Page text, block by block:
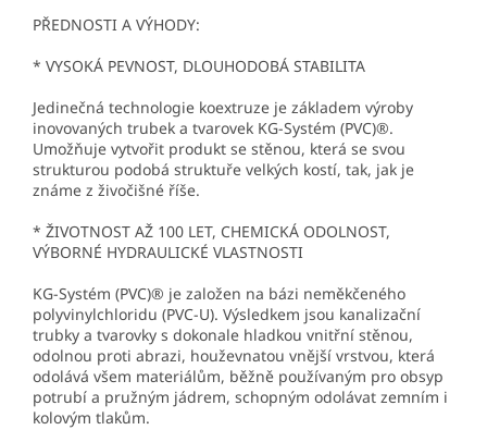
PŘEDNOSTI A VÝHODY:
* VYSOKÁ PEVNOST, DLOUHODOBÁ STABILITA
Jedinečná technologie koextruze je základem výroby
inovovaných trubek a tvarovek KG-Systém (PVC)®.
Umožňuje vytvořit produkt se stěnou, která se svou
strukturou podobá struktuře velkých kostí, tak, jak je
známe z živočišné říše.
* ŽIVOTNOST AŽ 100 LET, CHEMICKÁ ODOLNOST,
VÝBORNÉ HYDRAULICKÉ VLASTNOSTI
KG-Systém (PVC)® je založen na bázi neměkčeného
polyvinylchloridu (PVC-U). Výsledkem jsou kanalizační
trubky a tvarovky s dokonale hladkou vnitřní stěnou,
odolnou proti abrazi, houževnatou vnější vrstvou, která
odolává všem materiálům, běžně používaným pro obsyp
potrubí a pružným jádrem, schopným odolávat zemním i
kolovým tlakům.